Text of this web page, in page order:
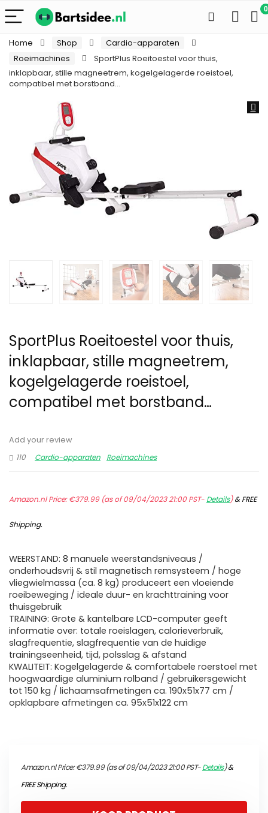
0
Home Shop
Cardio-apparaten
Roeimachines
SportPlus Roeitoestel voor thuis,
inklapbaar, stille magneetrem, kogelgelagerde roeistoel,
compatibel met borstband…
SportPlus Roeitoestel voor thuis,
inklapbaar, stille magneetrem,
kogelgelagerde roeistoel,
compatibel met borstband…
Add your review
110
Cardio-apparaten Roeimachines
Amazon.nl Price:€379.99(as of 09/04/2023 21:00 PST- Details)&FREE
Shipping.
WEERSTAND: 8 manuele weerstandsniveaus /
onderhoudsvrij & stil magnetisch remsysteem / hoge
vliegwielmassa (ca. 8 kg) produceert een vloeiende
roeibeweging / ideale duur- en krachttraining voor
thuisgebruik
TRAINING: Grote & kantelbare LCD-computer geeft
informatie over: totale roeislagen, calorieverbruik,
slagfrequentie, slagfrequentie van de huidige
trainingseenheid, tijd, polsslag & afstand
KWALITEIT: Kogelgelagerde & comfortabele roerstoel met
hoogwaardige aluminium rolband / gebruikersgewicht
tot 150 kg / lichaamsafmetingen ca. 190x51x77 cm /
opklapbare afmetingen ca. 95x51x122 cm
Amazon.nl Price:€379.99(as of 09/04/2023 21:00 PST-Details)&
FREE Shipping.